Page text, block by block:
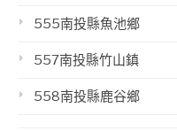
555南投縣魚池鄉
557南投縣竹山鎮
558南投縣鹿谷鄉